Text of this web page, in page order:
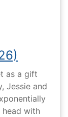
as a gift
Jessie and
head with